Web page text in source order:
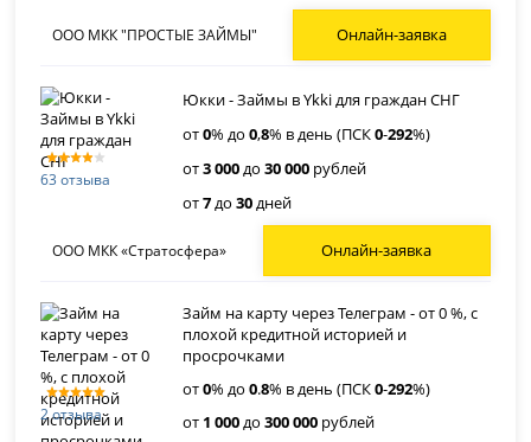
ООО МКК "ПРОСТЫЕ ЗАЙМЫ" Онлайн-заявка
63 отзыва
Юкки - Займы в Ykki для граждан СНГ
от0% до0,8% в день (ПСК0-292%)
от3 000до30 000 рублей
от7до30дней
ООО МКК «Стратосфера» Онлайн-заявка
2 отзыва
Займ на карту через Телеграм - от 0 %, с
плохой кредитной историей и
просрочками
от0% до0.8% в день (ПСК0-292%)
от 1 000до300 000 рублей